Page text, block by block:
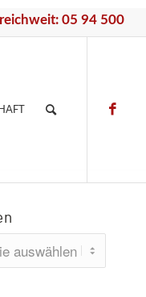
05 94 500